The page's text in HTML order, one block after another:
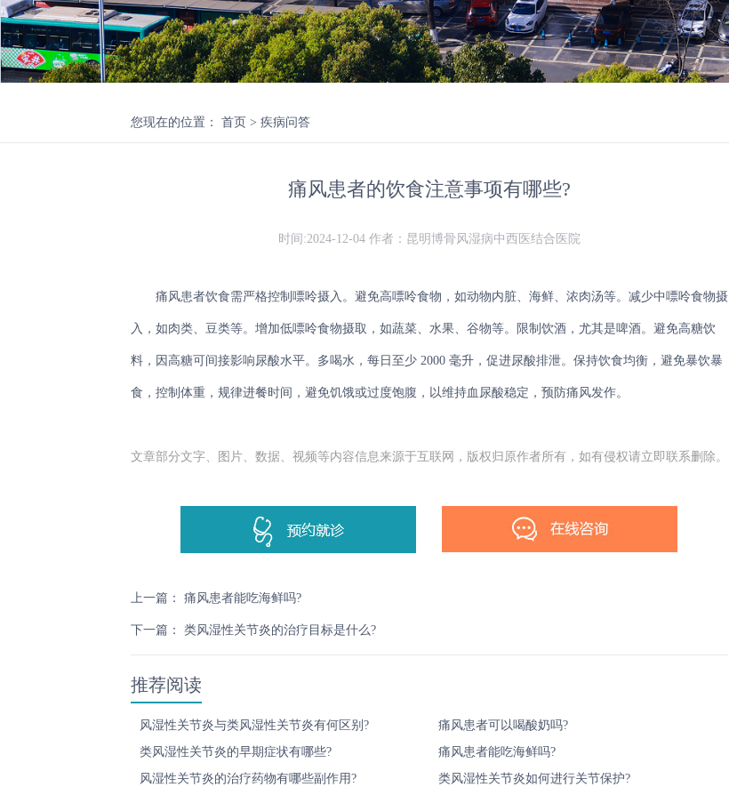
您现在的位置 ： 首页 > 疾病问答
痛风患者的饮食注意事项有哪些?
时间:2024-12-04 作者：昆明博骨风湿病中西医结合医院
痛风患者饮食需严格控制嘌呤摄入。避免高嘌呤食物，如动物内脏、海鲜、浓肉汤等。减少中嘌呤食物摄
入，如肉类、豆类等。增加低嘌呤食物摄取，如蔬菜、水果、谷物等。限制饮酒，尤其是啤酒。避免高糖饮
料，因高糖可间接影响尿酸水平。多喝水，每日至少 2000 毫升，促进尿酸排泄。保持饮食均衡，避免暴饮暴
食，控制体重，规律进餐时间，避免饥饿或过度饱腹，以维持血尿酸稳定，预防痛风发作。
文章部分文字、图片、数据、视频等内容信息来源于互联网，版权归原作者所有，如有侵权请立即联系删除。
上一篇： 痛风患者能吃海鲜吗?
下一篇： 类风湿性关节炎的治疗目标是什么?
推荐阅读
风湿性关节炎与类风湿性关节炎有何区别?
痛风患者可以喝酸奶吗?
类风湿性关节炎的早期症状有哪些?
痛风患者能吃海鲜吗?
风湿性关节炎的治疗药物有哪些副作用?
类风湿性关节炎如何进行关节保护?